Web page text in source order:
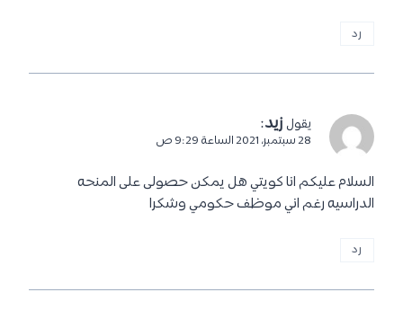
رد
يقول زيد:
28 سبتمبر، 2021 الساعة 9:29 ص
السلام عليكم انا كويتي هل يمكن حصولى على المنحه
الدراسيه رغم اني موظف حكومي وشكرا
رد